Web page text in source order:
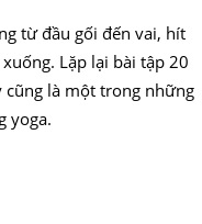
từ đầu gối đến vai, hít
Lặp lại bài tập 20
cũng là một trong những
yoga.